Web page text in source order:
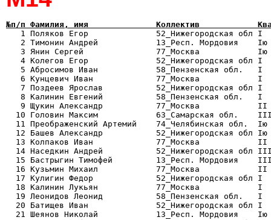
№п/п Фамилия, имя              Коллектив            Квал
1 Поляков Егор              52_Нижегородская
2 Тимонин Андрей            13_Респ.
3 Янин Сергей               77_Москва
4 Колегов Егор              52_Нижегородская
5 Абросимов Иван            58_Пензенская
6 Кунцевич Иван             77_Москва
7 Поздеев Ярослав           52_Нижегородская
8 Калинин Евгений           58_Пензенская
9 Щукин Александр           77_Москва
10 Головин Максим            63_Самарская
11 Преображенский Артемий    74_Челябинская
12 Башев Александр           52_Нижегородская
13 Колпаков Иван             77_Москва
14 Наседкин Андрей           52_Нижегородская
15 Бастрыгин Тимофей         13_Респ.
16 Кузьмин Михаил            77_Москва
17 Кулигин Федор             52_Нижегородская
18 Калинин Лукьян            77_Москва
19 Леонидов Леонид           58_Пензенская
20 Батищев Иван              52_Нижегородская
21 Шеянов Николай            13_Респ.